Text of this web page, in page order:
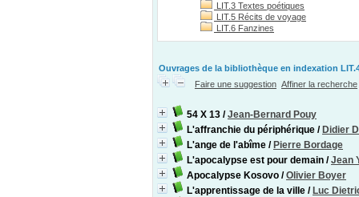
LIT.3 Textes poétiques
LIT.5 Récits de voyage
LIT.6 Fanzines
Ouvrages de la bibliothèque en indexation
Faire une suggestion Affiner la recherche
54 X 13 /Jean-Bernard Pouy
L'affranchie du périphérique / Didier
L'ange de l'abîme / Pierre Bordage
L'apocalypse est pour demain /Jean
Apocalypse Kosovo /Olivier Boyer
L'apprentissage de la ville / Luc